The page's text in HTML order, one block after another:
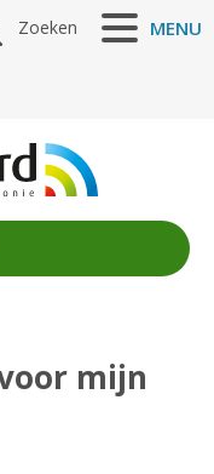
MENU
Zoeken
mijn